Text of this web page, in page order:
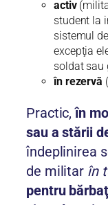
activ
student la
sistemul
excepţia
soldat sau
în rezervă
Practic,în
sau a stării
îndeplinirea
de militar în
pentru